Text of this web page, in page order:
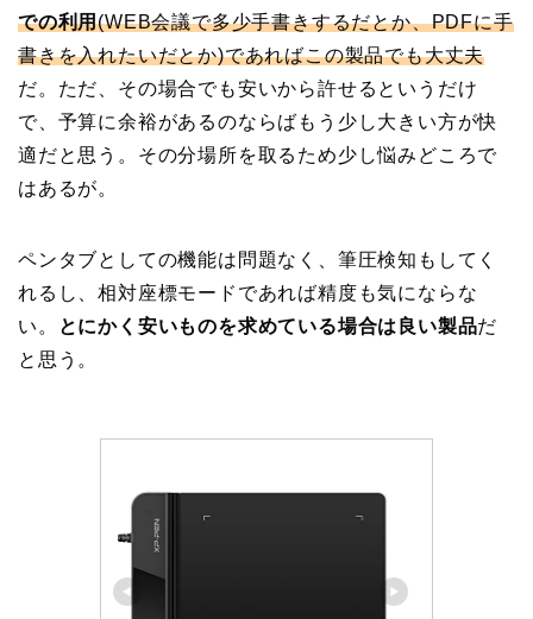
での利用(WEB会議で多少手書きするだとか、PDFに手
書きを入れたいだとか)であればこの製品でも大丈夫
だ。ただ、その場合でも安いから許せるというだけ
で、予算に余裕があるのならばもう少し大きい方が快
適だと思う。その分場所を取るため少し悩みどころで
はあるが。
ペンタブとしての機能は問題なく、筆圧検知もしてく
れるし、相対座標モードであれば精度も気にならな
い。
とにかく安いものを求めている場合は良い製品だ
と思う。